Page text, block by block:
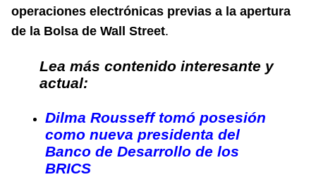
operaciones electrónicas previas a la apertura
de la Bolsa de Wall Street.
Lea más contenido interesante y
actual:
Dilma Rousseff tomó posesión
como nueva presidenta del
Banco de Desarrollo de los
BRICS